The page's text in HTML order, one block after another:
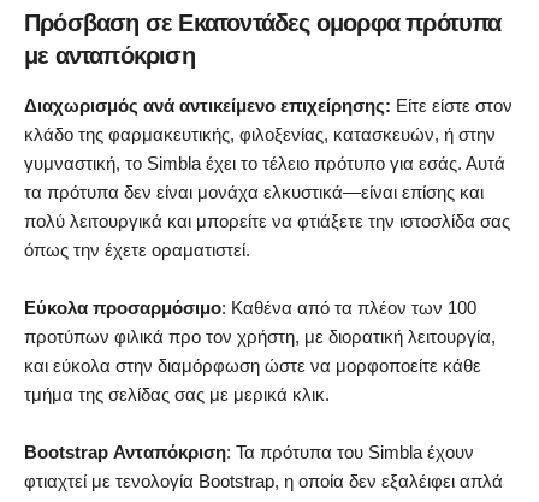
Πρόσβαση σε Εκατοντάδες ομορφα πρότυπα
με ανταπόκριση
Διαχωρισμός ανά αντικείμενο επιχείρησης: Είτε είστε στον
κλάδο της φαρμακευτικής, φιλοξενίας, κατασκευών, ή στην
γυμναστική, το Simbla έχει το τέλειο πρότυπο για εσάς. Αυτά
τα πρότυπα δεν είναι μονάχα ελκυστικά—είναι επίσης και
πολύ λειτουργικά και μπορείτε να φτιάξετε την ιστοσλίδα σας
όπως την έχετε οραματιστεί.
Εύκολα προσαρμόσιμο: Καθένα από τα πλέον των 100
προτύπων φιλικά προ τον χρήστη, με διορατική λειτουργία,
και εύκολα στην διαμόρφωση ώστε να μορφοποείτε κάθε
τμήμα της σελίδας σας με μερικά κλικ.
Bootstrap Ανταπόκριση: Τα πρότυπα του Simbla έχουν
φτιαχτεί με τενολογία Bootstrap, η οποία δεν εξαλέιφει απλά